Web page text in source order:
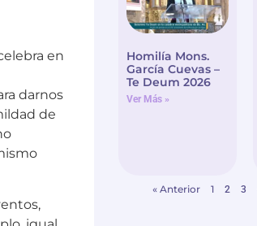
en
darnos
de
igual
Homilía Mons.
García Cuevas –
Te Deum 2026
Ver Más »
« Anterior 1 2 3